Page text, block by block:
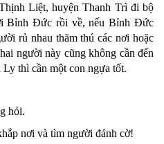
Liệt, huyện Thanh Trì đi bộ
Bỉnh Đức rồi về, nếu Bỉnh Đức
rủ nhau thăm thú các nơi hoặc
người này cũng không cần đến
thì cần một con ngựa tốt.
hỏi.
nơi và tìm người đánh cờ!